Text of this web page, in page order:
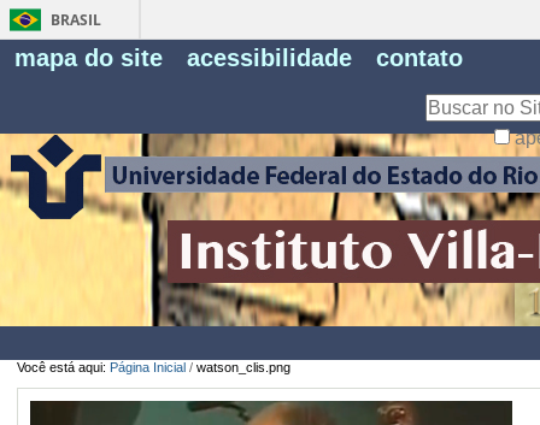
BRASIL
mapa do site acessibilidade contato
Você está aqui: Página Inicial / watson_clis.png